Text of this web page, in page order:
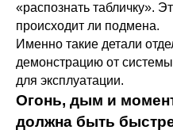
«распознать табличку».
происходит ли подмена.
Именно такие детали
демонстрацию от
для эксплуатации.
Огонь, дым и
должна быть